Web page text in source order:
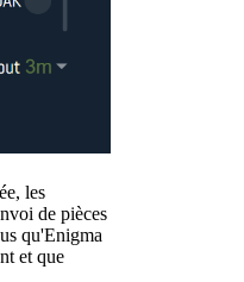
les
de pièces
qu'Enigma
et que